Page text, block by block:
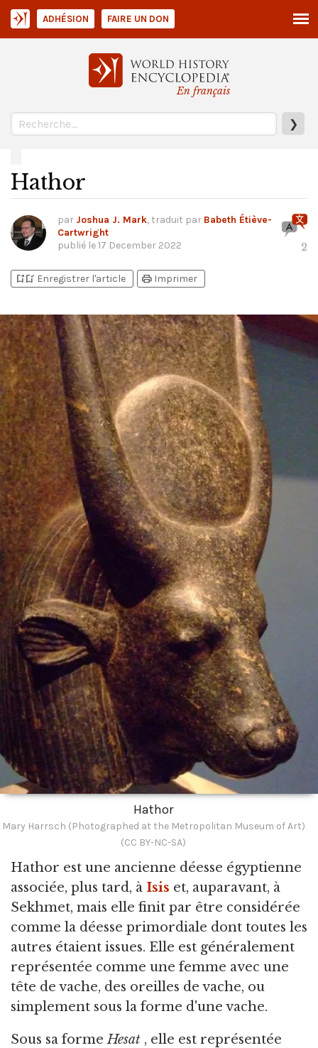
En français
❯
ADHÉSION FAIRE UN DON
Hathor
par Joshua J. Mark, traduit par Babeth Étiève-
Cartwright
publié le17 December 2022 2
bookmark_addbookmark_added Enregistrer l'article print Imprimer
Hathor
Mary Harrsch (Photographed at the Metropolitan Museum of Art)
(CC BY-NC-SA)
Hathor est une ancienne déesse égyptienne
associée, plus tard, à Isis et, auparavant, à
Sekhmet, mais elle finit par être considérée
comme la déesse primordiale dont toutes les
autres étaient issues. Elle est généralement
représentée comme une femme avec une
tête de vache, des oreilles de vache, ou
simplement sous la forme d'une vache.
Sous sa formeHesat , elle est représentée